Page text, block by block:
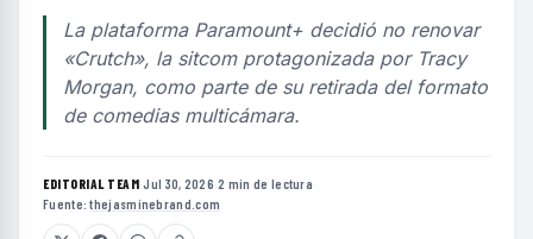
La plataforma Paramount+ decidió no renovar
«Crutch», la sitcom protagonizada por Tracy
Morgan, como parte de su retirada del formato
de comedias multicámara.
EDITORIAL TEAM·Jul 30, 2026·2 min de lectura·
Fuente:thejasminebrand.com